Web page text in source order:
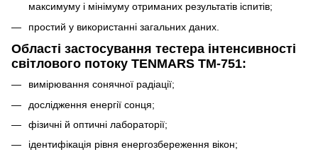
максимуму і мінімуму отриманих результатів іспитів;
простий у використанні загальних даних.
Області застосування тестера інтенсивності
світлового потоку TENMARS TM-751:
вимірювання сонячної радіації;
дослідження енергії сонця;
фізичні й оптичні лабораторії;
ідентифікація рівня енергозбереження вікон;